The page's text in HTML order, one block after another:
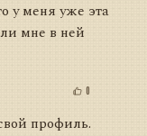
у меня уже эта
мне в ней
0
профиль.